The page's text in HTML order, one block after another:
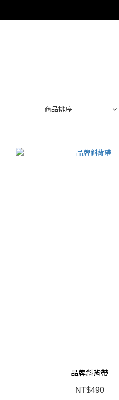
商品排序
品牌斜背帶
NT$490